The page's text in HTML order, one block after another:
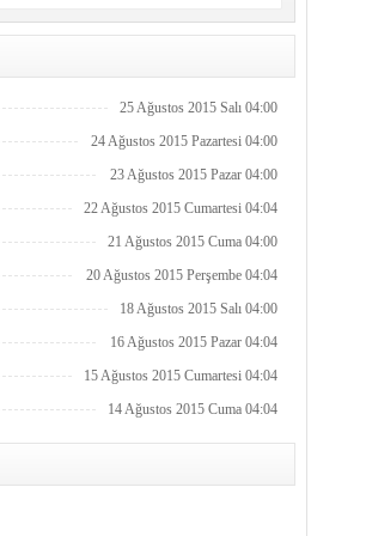
25 Ağustos 2015 Salı 04:00
24 Ağustos 2015 Pazartesi 04:00
23 Ağustos 2015 Pazar 04:00
22 Ağustos 2015 Cumartesi 04:04
21 Ağustos 2015 Cuma 04:00
20 Ağustos 2015 Perşembe 04:04
18 Ağustos 2015 Salı 04:00
16 Ağustos 2015 Pazar 04:04
15 Ağustos 2015 Cumartesi 04:04
14 Ağustos 2015 Cuma 04:04